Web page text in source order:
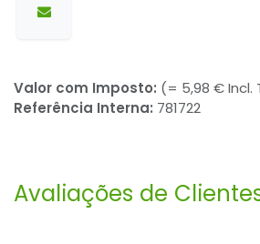
Valor com Imposto: (= 5,98 € Incl.
Referência Interna: 781722
Avaliações de